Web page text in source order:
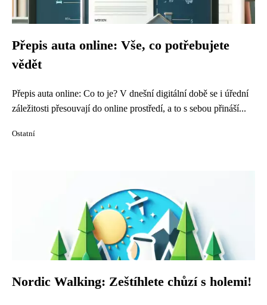
Přepis auta online: Vše, co potřebujete
vědět
Přepis auta online: Co to je? V dnešní digitální době se i úřední
záležitosti přesouvají do online prostředí, a to s sebou přináší...
Ostatní
Nordic Walking: Zeštíhlete chůzí s holemi!